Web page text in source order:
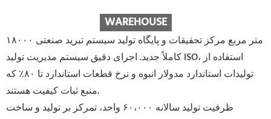
WAREHOUSE
۱۸۰۰۰ متر مربع مرکز تحقیقات و پایگاه تولید سیستم تبرید صنعتی
کاملاً جدید. اجرای دقیق سیستم مدیریت تولید ISO، استفاده از
تولیدات استاندارد مدولار انبوه و نرخ قطعات استاندارد تا ۸۰٪ که
منبع ثبات کیفیت هستند.
ظرفیت تولید سالانه ۶۰،۰۰۰ واحد، تمرکز بر تولید و ساخت